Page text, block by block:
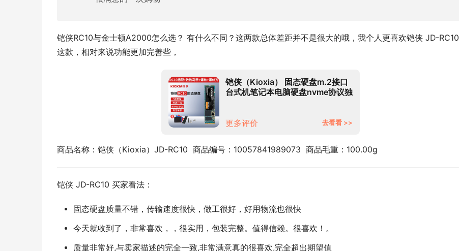
铠侠RC10与金士顿A2000怎么选？ 有什么不同？这两款总体差距并不是很大的哦，我个人更喜欢铠侠 JD-RC10
这款，相对来说功能更加完善些，
铠侠（Kioxia） 固态硬盘m.2接口
台式机笔记本电脑硬盘nvme协议独
更多评价
去看看 >>
商品名称：铠侠（Kioxia）JD-RC10  商品编号：10057841989073  商品毛重：100.00g
铠侠 JD-RC10 买家看法：
固态硬盘质量不错，传输速度很快，做工很好，好用物流也很快
今天就收到了，非常喜欢，，很实用，包装完整。值得信赖。很喜欢！。
质量非常好,与卖家描述的完全一致,非常满意真的很喜欢,完全超出期望值